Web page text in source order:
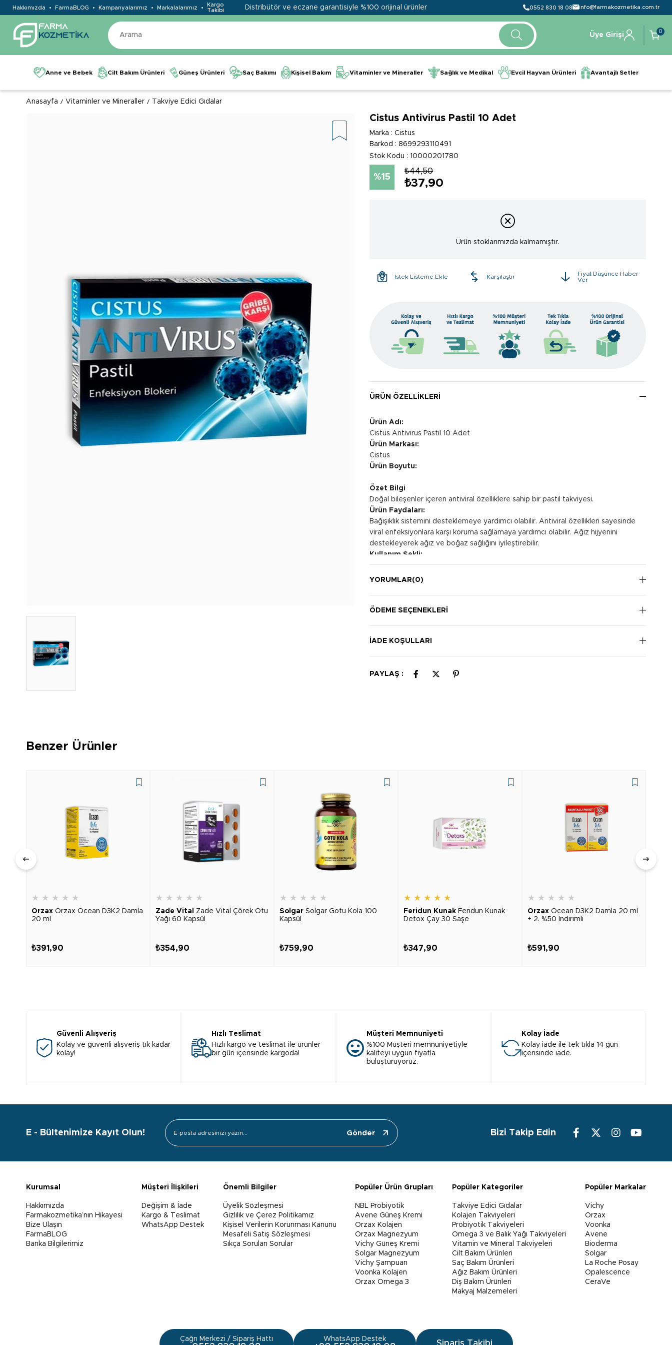
Hakkımızda FarmaBLOG Kampanyalarımız Markalalarımız
Kargo
Takibi
Distribütör ve eczane garantisiyle %100 orijinal ürünler 0552 830 18 08 info@farmakozmetika.com.tr
Üye Girişi
0
Anne ve Bebek Cilt Bakım Ürünleri Güneş Ürünleri Saç Bakımı Kişisel Bakım Vitaminler ve Mineraller Sağlık ve Medikal Evcil Hayvan Ürünleri Avantajlı Setler
Anasayfa Vitaminler ve Mineraller Takviye Edici Gıdalar
Cistus Antivirus Pastil 10 Adet
Marka : Cistus
Barkod : 8699293110491
Stok Kodu
10000201780
15
₺44,50
₺37,90
Ürün stoklarımızda kalmamıştır.
İstek Listeme Ekle Karşılaştır
Fiyat Düşünce Haber
Ver
ÜRÜN ÖZELLIKLERI
Ürün Adı:
Cistus Antivirus Pastil 10 Adet
Ürün Markası:
Cistus
Ürün Boyutu:
Özet Bilgi
Doğal bileşenler içeren antiviral özelliklere sahip bir pastil takviyesi.
Ürün Faydaları:
Bağışıklık sistemini desteklemeye yardımcı olabilir. Antiviral özellikleri sayesinde
viral enfeksiyonlara karşı koruma sağlamaya yardımcı olabilir. Ağız hijyenini
destekleyerek ağız ve boğaz sağlığını iyileştirebilir.
Kullanım Şekli:
Günde 2-3 kez, tercihen yemeklerden sonra bir pastili yavaşça emerek kullanın.
Çocuklar için kullanım öncesinde doktora danışmanız önerilir.
YORUMLAR(0)
ÖDEME SEÇENEKLERI
İADE KOŞULLARI
PAYLAŞ :
Benzer Ürünler
★ ★ ★ ★ ★
Orzax Orzax Ocean D3K2 Damla
20 ml
₺391,90
★ ★ ★ ★ ★
Zade Vital
Zade Vital Çörek Otu
Yağı 60 Kapsül
₺354,90
★ ★ ★ ★ ★
Solgar Solgar Gotu Kola 100
Kapsül
₺759,90
★ ★ ★ ★ ★
Feridun Kunak Feridun Kunak
Detox Çay 30 Saşe
₺347,90
★ ★ ★ ★ ★
Orzax Ocean D3K2 Damla 20 ml
+ 2. %50 İndirimli
₺591,90
Güvenli Alışveriş
Kolay ve güvenli alışveriş tık kadar
kolay!
Hızlı Teslimat
Hızlı kargo ve teslimat ile ürünler
bir gün içerisinde kargoda!
Müşteri Memnuniyeti
%100 Müşteri memnuniyetiyle
kaliteyi uygun fiyatla
buluşturuyoruz.
Kolay İade
Kolay iade ile tek tıkla 14 gün
içerisinde iade.
E - Bültenimize Kayıt Olun! Gönder Bizi Takip Edin
Kurumsal
Hakkımızda
Farmakozmetika’nın Hikayesi
Bize Ulaşın
FarmaBLOG
Banka Bilgilerimiz
Müşteri İlişkileri
Değişim & İade
Kargo & Teslimat
WhatsApp Destek
Önemli Bilgiler
Üyelik Sözleşmesi
Gizlilik ve Çerez Politikamız
Kişisel Verilerin Korunması Kanunu
Mesafeli Satış Sözleşmesi
Sıkça Sorulan Sorular
Popüler Ürün Grupları
NBL Probiyotik
Avene Güneş Kremi
Orzax Kolajen
Orzax Magnezyum
Vichy Güneş Kremi
Solgar Magnezyum
Vichy Şampuan
Voonka Kolajen
Orzax Omega 3
Popüler Kategoriler
Takviye Edici Gıdalar
Kolajen Takviyeleri
Probiyotik Takviyeleri
Omega 3 ve Balık Yağı Takviyeleri
Vitamin ve Mineral Takviyeleri
Cilt Bakım Ürünleri
Saç Bakım Ürünleri
Ağız Bakım Ürünleri
Diş Bakım Ürünleri
Makyaj Malzemeleri
Popüler Markalar
Vichy
Orzax
Voonka
Avene
Bioderma
Solgar
La Roche Posay
Opalescence
CeraVe
Çağrı Merkezi / Sipariş Hattı WhatsApp Destek